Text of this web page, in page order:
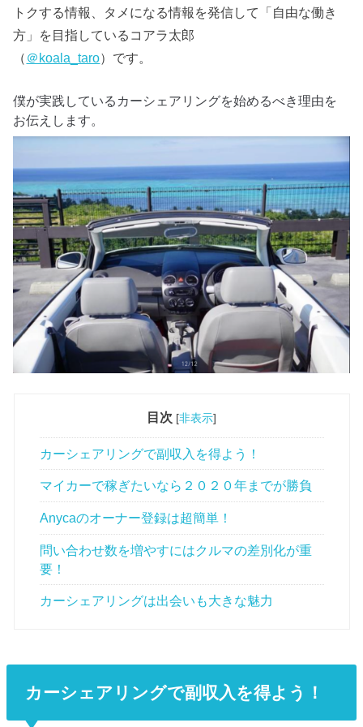
トクする情報、タメになる情報を発信して「自由な働き
方」を目指しているコアラ太郎
（ ＠koala_taro）です。
僕が実践しているカーシェアリングを始めるべき理由を
お伝えします。
目次 [非表示]
カーシェアリングで副収入を得よう！
マイカーで稼ぎたいなら２０２０年までが勝負
Anycaのオーナー登録は超簡単！
問い合わせ数を増やすにはクルマの差別化が重
要！
カーシェアリングは出会いも大きな魅力
カーシェアリングで副収入を得よう！